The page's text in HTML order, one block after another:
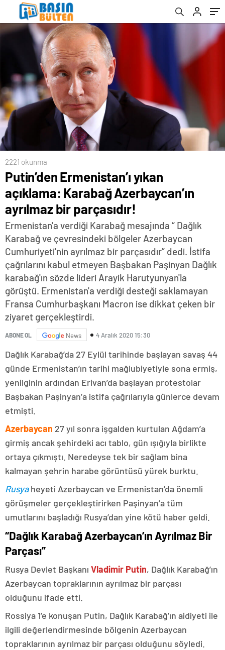
parçasıdır!
2221 okunma
Putin’den Ermenistan’ı yıkan
açıklama: Karabağ Azerbaycan’ın
ayrılmaz bir parçasıdır!
Ermenistan'a verdiği Karabağ mesajında “ Dağlık
Karabağ ve çevresindeki bölgeler Azerbaycan
Cumhuriyeti'nin ayrılmaz bir parçasıdır” dedi. İstifa
çağrılarını kabul etmeyen Başbakan Paşinyan Dağlık
karabağ'ın sözde lideri Arayik Harutyunyan'la
görüştü. Ermenistan'a verdiği desteği saklamayan
Fransa Cumhurbaşkanı Macron ise dikkat çeken bir
ziyaret gerçekleştirdi.
ABONE OL News 4 Aralık 2020 15:30
Dağlık Karabağ’da 27 Eylül tarihinde başlayan savaş 44
günde Ermenistan’ın tarihi mağlubiyetiyle sona ermiş,
yenilginin ardından Erivan’da başlayan protestolar
Başbakan Paşinyan’a istifa çağrılarıyla günlerce devam
etmişti.
Azerbaycan 27 yıl sonra işgalden kurtulan Ağdam’a
girmiş ancak şehirdeki acı tablo, gün ışığıyla birlikte
ortaya çıkmıştı. Neredeyse tek bir sağlam bina
kalmayan şehrin harabe görüntüsü yürek burktu.
Rusyaheyeti Azerbaycan ve Ermenistan’da önemli
görüşmeler gerçekleştirirken Paşinyan’a tüm
umutlarını başladığı Rusya’dan yine kötü haber geldi.
“Dağlık Karabağ Azerbaycan’ın Ayrılmaz Bir
Parçası”
Rusya Devlet Başkanı Vladimir Putin, Dağlık Karabağ’ın
Azerbaycan topraklarının ayrılmaz bir parçası
olduğunu ifade etti.
Rossiya 1’e konuşan Putin, Dağlık Karabağ’ın aidiyeti ile
ilgili değerlendirmesinde bölgenin Azerbaycan
topraklarının ayrılmaz bir parçası olduğunu söyledi.